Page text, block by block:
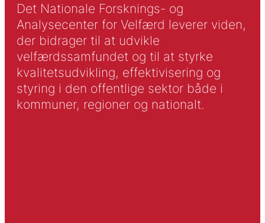
Det Nationale Forsknings- og
Analysecenter for Velfærd leverer viden,
der bidrager til at udvikle
velfærdssamfundet og til at styrke
kvalitetsudvikling, effektivisering og
styring i den offentlige sektor både i
kommuner, regioner og nationalt.